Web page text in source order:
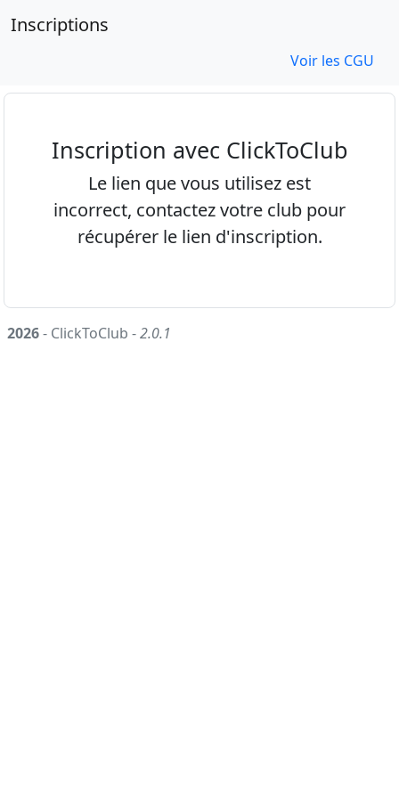
Inscriptions
Voir les CGU
Inscription avec ClickToClub
Le lien que vous utilisez est
incorrect, contactez votre club pour
récupérer le lien d'inscription.
2026- ClickToClub -2.0.1